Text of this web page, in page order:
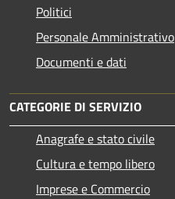
Politici
Personale Amministrativo
Documenti e dati
CATEGORIE DI SERVIZIO
Anagrafe e stato civile
Cultura e tempo libero
Imprese e Commercio